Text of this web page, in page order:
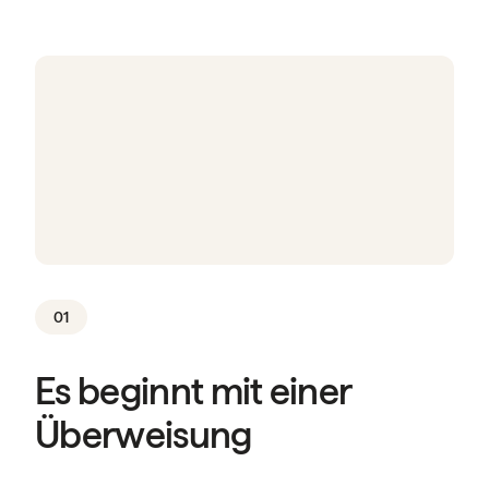
01
Es beginnt mit einer
Überweisung